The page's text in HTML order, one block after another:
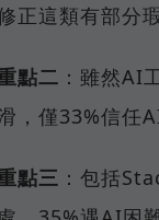
正這類有部分
點二 ：雖然AI
，僅33%信任
點三 ：包括